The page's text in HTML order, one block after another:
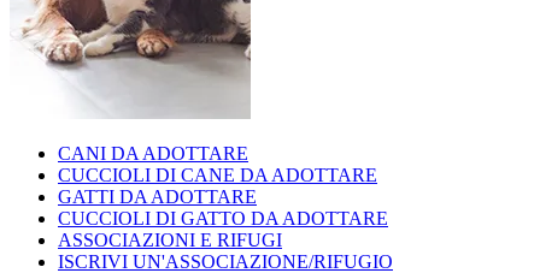
CANI DA ADOTTARE
CUCCIOLI DI CANE DA ADOTTARE
GATTI DA ADOTTARE
CUCCIOLI DI GATTO DA ADOTTARE
ASSOCIAZIONI E RIFUGI
ISCRIVI UN'ASSOCIAZIONE/RIFUGIO